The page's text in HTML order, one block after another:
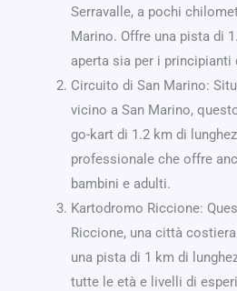
Serravalle, a pochi
Marino. Offre una pista di
aperta sia per i
Circuito di San Marino:
vicino a San Marino,
go-kart di 1.2 km di
professionale che offre
bambini e adulti.
Kartodromo Riccione:
Riccione, una città
una pista di 1 km di
tutte le età e livelli di